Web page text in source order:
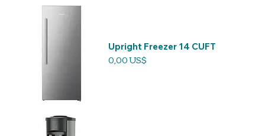
Upright Freezer 14 CUFT
Precio
0,00 US$